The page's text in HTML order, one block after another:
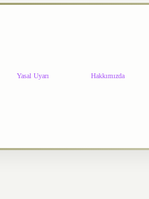
Yasal Uyarı Hakkımızda